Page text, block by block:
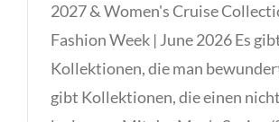
2027 & Women's Cruise
Fashion Week | June 2026 Es
Kollektionen, die man
gibt Kollektionen, die einen